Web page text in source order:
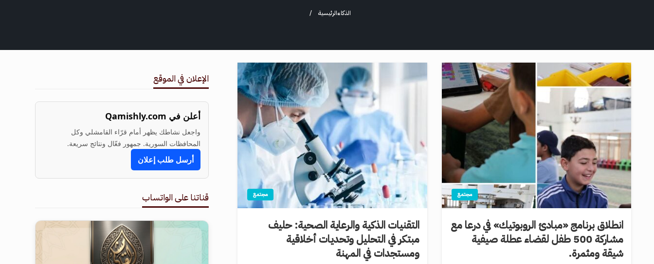
الرئيسيةالذكاء
مجتمع
انطلاق برنامج «مبادئ الروبوتيك» في درعا مع
مشاركة 500 طفل لقضاء عطلة صيفية
شيقة ومثمرة.
مجتمع
التقنيات الذكية والرعاية الصحية: حليف
مبتكر في التحليل وتحديات أخلاقية
ومستجدات في المهنة
الإعلان في الموقع
أعلن في Qamishly.com
واجعل نشاطك يظهر أمام قرّاء القامشلي وكل
المحافظات السورية. جمهور فعّال ونتائج سريعة.
أرسل طلب إعلان
قناتنا على الواتساب